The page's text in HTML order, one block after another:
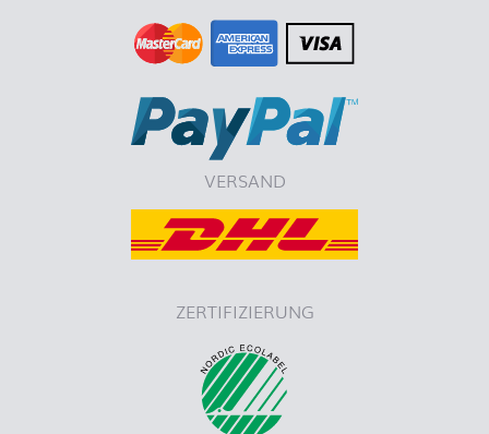
VERSAND
ZERTIFIZIERUNG